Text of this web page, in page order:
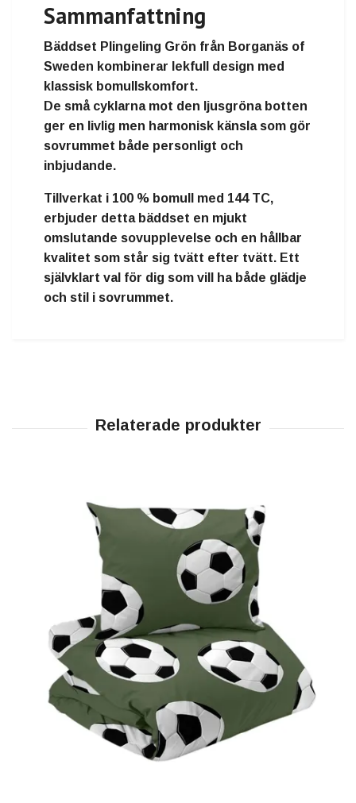
Sammanfattning
Bäddset Plingeling Grön från Borganäs of
Sweden kombinerar lekfull design med
klassisk bomullskomfort.
De små cyklarna mot den ljusgröna botten
ger en livlig men harmonisk känslasom gör
sovrummet både personligt och
inbjudande.
Tillverkat i 100 % bomull med 144 TC,
erbjuder detta bäddset en mjukt
omslutande sovupplevelse och en hållbar
kvalitet som står sig tvätt efter tvätt. Ett
självklart val för dig som vill ha både glädje
och stil i sovrummet.